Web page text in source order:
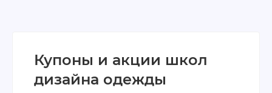
Купоны и акции школ
дизайна одежды